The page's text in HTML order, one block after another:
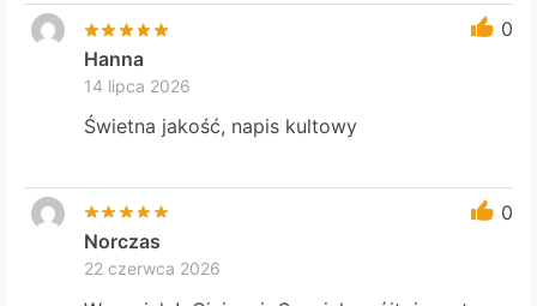
0
Hanna
14 lipca 2026
Świetna jakość, napis kultowy
0
Norczas
22 czerwca 2026